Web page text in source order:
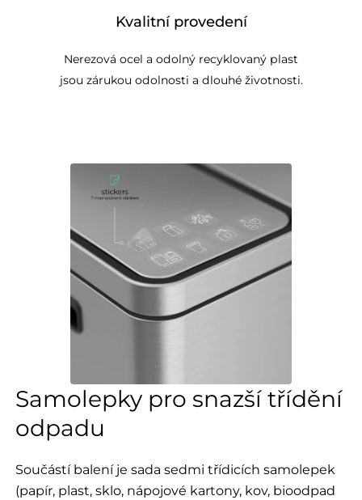
Kvalitní provedení
Nerezová ocel a odolný recyklovaný plast
jsou zárukou odolnosti a dlouhé životnosti.
Samolepky pro snazší třídění
odpadu
Součástí balení je sada sedmi třídicích samolepek
(papír, plast, sklo, nápojové kartony, kov, bioodpad